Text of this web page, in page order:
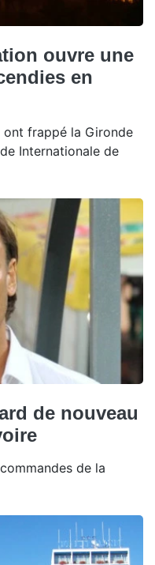
ouvre une
en
ont frappé la Gironde
Internationale de
de nouveau
de la